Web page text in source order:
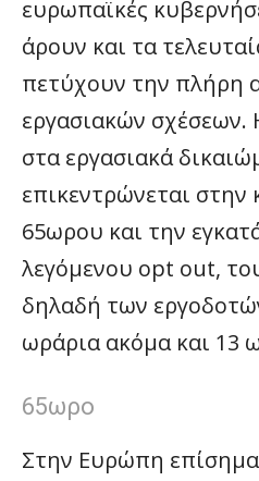
ευρωπαϊκές
άρουν και τα
πετύχουν την πλήρη
εργασιακών σχέσεων.
στα εργασιακά
επικεντρώνεται
65ωρου και την
λεγόμενου opt out,
δηλαδή των
ωράρια ακόμα και 13
65ωρο
Στην Ευρώπη